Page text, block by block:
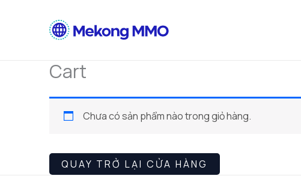
Cart
Chưa có sản phẩm nào trong giỏ hàng.
QUAY TRỞ LẠI CỬA HÀNG